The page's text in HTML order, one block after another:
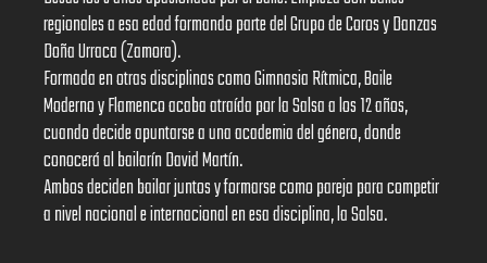
regionales a esa edad formando parte del Grupo de Coros y Danzas
Doña Urraca (Zamora).
Formada en otras disciplinas como Gimnasia Rítmica, Baile
Moderno y Flamenco acaba atraída por la Salsa a los 12 años,
cuando decide apuntarse a una academia del género, donde
conocerá al bailarín David Martín.
Ambos deciden bailar juntos y formarse como pareja para competir
a nivel nacional e internacional en esa disciplina, la Salsa.